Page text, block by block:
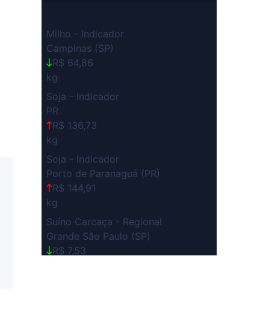
Milho - Indicador
Campinas (SP)
R$ 64,86
kg
Soja - Indicador
PR
R$ 136,73
kg
Soja - Indicador
Porto de Paranaguá (PR)
R$ 144,91
kg
Suíno Carcaça - Regional
Grande São Paulo (SP)
R$ 7,53